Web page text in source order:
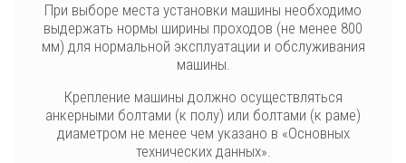
При выборе места установки машины необходимо
выдержать нормы ширины проходов (не менее 800
мм) для нормальной эксплуатации и обслуживания
машины.
Крепление машины должно осуществляться
анкерными болтами (к полу) или болтами (к раме)
диаметром не менее чем указано в «Основных
технических данных».